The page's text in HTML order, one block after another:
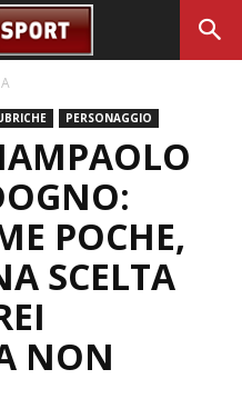
PERSONAGGIO
POCHE,
SCELTA
NON